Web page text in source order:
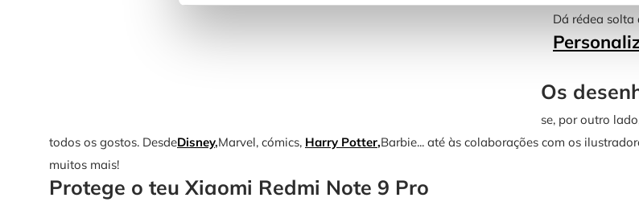
Dá rédea
Os
se, por outro
todos os gostos. DesdeDisney,Marvel, cómics, Harry Potter,Barbie... até às colaborações com os
muitos mais!
Protege o teu Xiaomi Redmi Note 9 Pro